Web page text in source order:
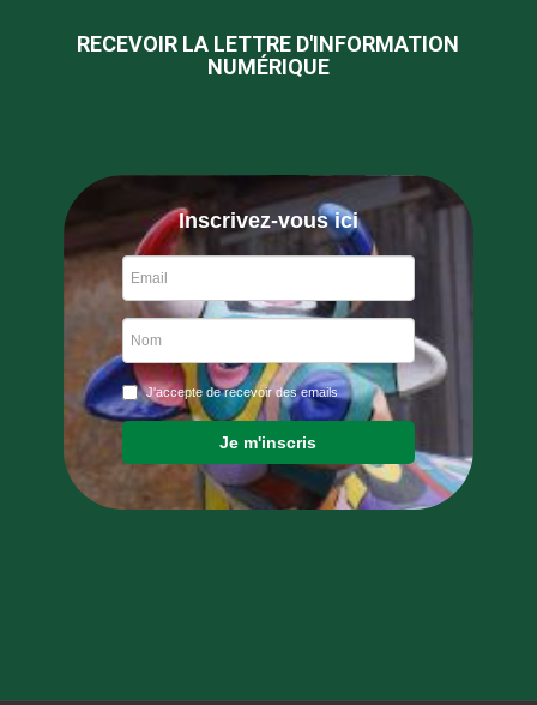
RECEVOIR LA LETTRE D'INFORMATION
NUMÉRIQUE
Inscrivez-vous ici
J'accepte de recevoir des emails
Je m'inscris